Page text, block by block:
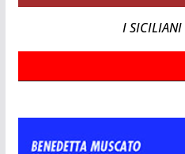
I SICILIANI